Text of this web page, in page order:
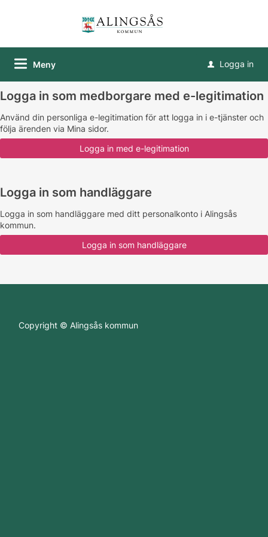
Meny u Logga in
Logga in som medborgare med e-legitimation
Använd din personliga e-legitimation för att logga in i e-tjänster och
följa ärenden via Mina sidor.
Logga in som handläggare
Logga in som handläggare med ditt personalkonto i Alingsås
kommun.
Copyright © Alingsås kommun